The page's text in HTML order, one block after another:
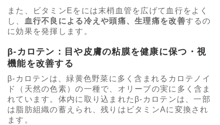
また、ビタミンEをには末梢血管を広げて血行をよく
し、
血行不良による冷えや頭痛、生理痛を改善するの
に効果を発揮します。
β-カロテン：目や皮膚の粘膜を健康に保つ・視
機能を改善する
β-カロテンは、緑黄色野菜に多く含まれるカロテノイ
ド（天然の色素）の一種で、オリーブの実に多く含ま
れています。体内に取り込まれたβ-カロテンは、一部
は脂肪組織の蓄えられ、残りはビタミンAに変換され
ます。